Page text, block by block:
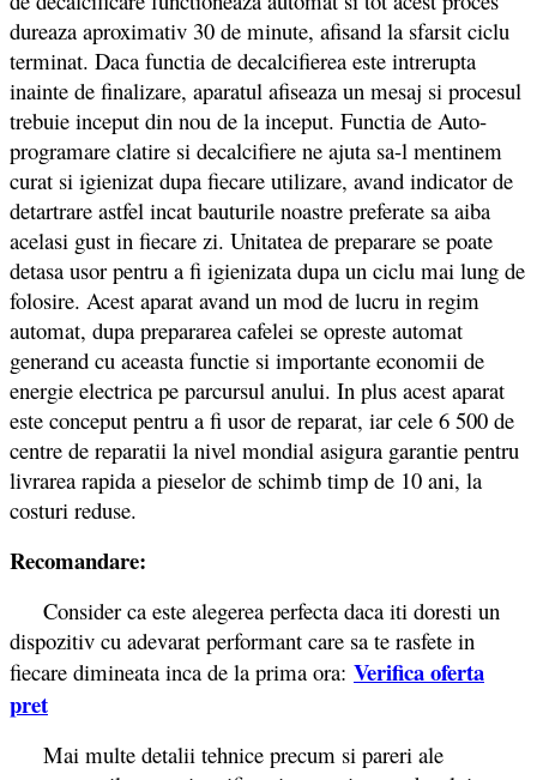
dureaza aproximativ 30 de minute, afisand la sfarsit ciclu
terminat. Daca functia de decalcifierea este intrerupta
inainte de finalizare, aparatul afiseaza un mesaj si procesul
trebuie inceput din nou de la inceput. Functia de Auto-
programare clatire si decalcifiere ne ajuta sa-l mentinem
curat si igienizat dupa fiecare utilizare, avand indicator de
detartrare astfel incat bauturile noastre preferate sa aiba
acelasi gust in fiecare zi. Unitatea de preparare se poate
detasa usor pentru a fi igienizata dupa un ciclu mai lung de
folosire. Acest aparat avand un mod de lucru in regim
automat, dupa prepararea cafelei se opreste automat
generand cu aceasta functie si importante economii de
energie electrica pe parcursul anului. In plus acest aparat
este conceput pentru a fi usor de reparat, iar cele 6 500 de
centre de reparatii la nivel mondial asigura garantie pentru
livrarea rapida a pieselor de schimb timp de 10 ani, la
costuri reduse.
Recomandare:
Consider ca este alegerea perfecta daca iti doresti un
dispozitiv cu adevarat performant care sa te rasfete in
fiecare dimineata inca de la prima ora: Verifica oferta
pret
Mai multe detalii tehnice precum si pareri ale